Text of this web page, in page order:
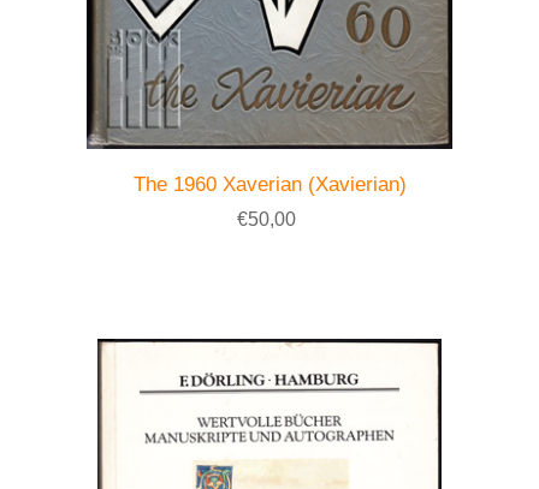
The 1960 Xaverian (Xavierian)
€50,00